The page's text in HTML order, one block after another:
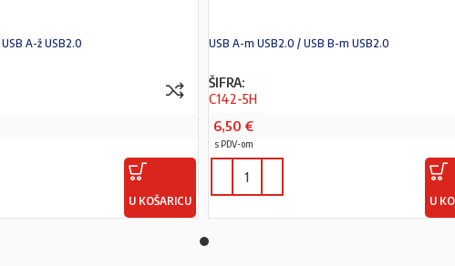
A-ž USB2.0
U KOŠARICU
USB A-m USB2.0 / USB B-m USB2.0
ŠIFRA:
C142-5H
6,50 €
s PDV-om
U